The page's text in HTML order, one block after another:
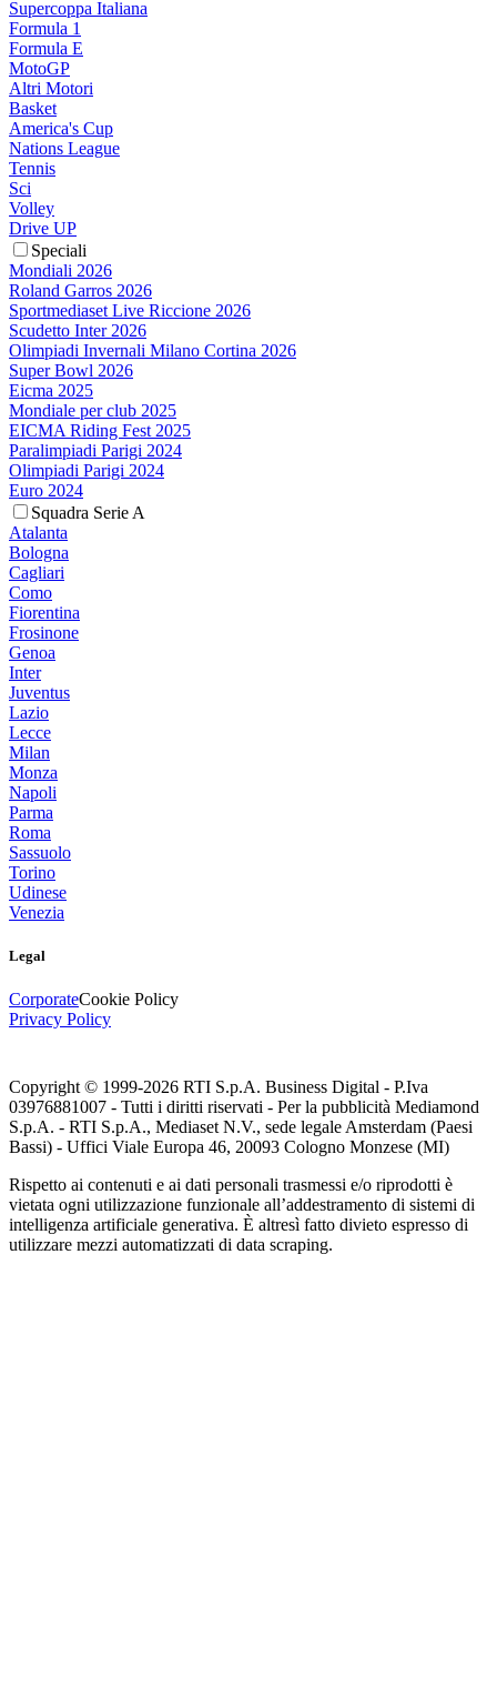
Supercoppa Italiana
Formula 1
Formula E
MotoGP
Altri Motori
Basket
America's Cup
Nations League
Tennis
Sci
Volley
Drive UP
Speciali
Mondiali 2026
Roland Garros 2026
Sportmediaset Live Riccione 2026
Scudetto Inter 2026
Olimpiadi Invernali Milano Cortina 2026
Super Bowl 2026
Eicma 2025
Mondiale per club 2025
EICMA Riding Fest 2025
Paralimpiadi Parigi 2024
Olimpiadi Parigi 2024
Euro 2024
Squadra Serie A
Atalanta
Bologna
Cagliari
Como
Fiorentina
Frosinone
Genoa
Inter
Juventus
Lazio
Lecce
Milan
Monza
Napoli
Parma
Roma
Sassuolo
Torino
Udinese
Venezia
Legal
CorporateCookie Policy
Privacy Policy
Copyright © 1999-2026 RTI S.p.A. Business Digital - P.Iva
03976881007 - Tutti i diritti riservati - Per la pubblicità Mediamond
S.p.A. - RTI S.p.A., Mediaset N.V., sede legale Amsterdam (Paesi
Bassi) - Uffici Viale Europa 46, 20093 Cologno Monzese (MI)
Rispetto ai contenuti e ai dati personali trasmessi e/o riprodotti è
vietata ogni utilizzazione funzionale all’addestramento di sistemi di
intelligenza artificiale generativa. È altresì fatto divieto espresso di
utilizzare mezzi automatizzati di data scraping.